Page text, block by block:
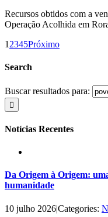
Recursos obtidos com a
Operação Acolhida em
1 2345Próximo
Search
Buscar resultados para:
Notícias Recentes
Da Origem à Origem:
humanidade
10 julho 2026|Categories: